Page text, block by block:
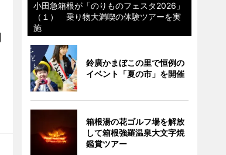
小田急箱根が「のりものフェスタ2026」
（１） 乗り物大満喫の体験ツアーを実
施
鈴廣かまぼこの里で恒例の
イベント「夏の市」を開催
箱根湯の花ゴルフ場を解放
して箱根強羅温泉大文字焼
鑑賞ツアー